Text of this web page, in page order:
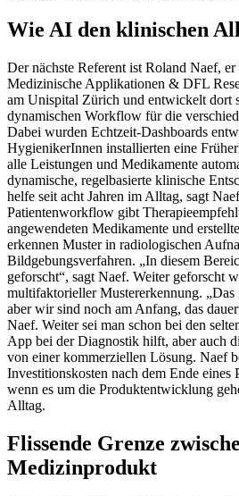
Wie AI den klinischen
Der nächste Referent ist Roland Naef,
Medizinische Applikationen & DFL
am Unispital Zürich und entwickelt dort
dynamischen Workflow für die
Dabei wurden Echtzeit-Dashboards
HygienikerInnen installierten eine
alle Leistungen und Medikamente
dynamische, regelbasierte klinische
helfe seit acht Jahren im Alltag, sagt
Patientenworkflow gibt
angewendeten Medikamente und
erkennen Muster in radiologischen
Bildgebungsverfahren. „In diesem
geforscht“, sagt Naef. Weiter geforscht
multifaktorieller Mustererkennung.
aber wir sind noch am Anfang, das
Naef. Weiter sei man schon bei den
App bei der Diagnostik hilft, aber auch
von einer kommerziellen Lösung. Naef
Investitionskosten nach dem Ende eines
wenn es um die Produktentwicklung
Alltag.
Flissende Grenze
Medizinprodukt